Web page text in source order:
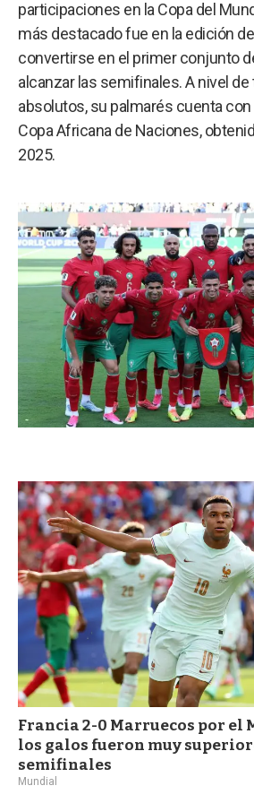
participaciones en la Copa del
más destacado fue en la edición de
convertirse en el primer conjunto
alcanzar las semifinales. A nivel
absolutos, su palmarés cuenta
Copa Africana de Naciones,
2025.
Francia 2-0 Marruecos por el
los galos fueron muy
semifinales
Mundial